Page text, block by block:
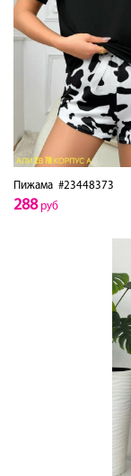
Пижама #23448373
288руб